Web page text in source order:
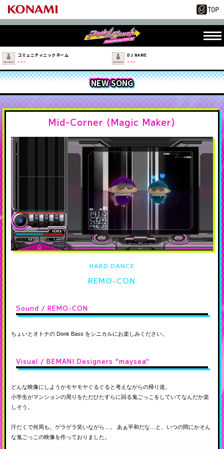
コミュニティニックネーム
---
DJ NAME
---
NEW SONG
Mid-Corner (Magic Maker)
HARD DANCE
REMO-CON
Sound / REMO-CON
ちょいとオトナの Donk Bass をシニカルにお楽しみください。
Visual / BEMANI Designers "maysea"
どんな映像にしようかモヤモヤぐるぐると考えながらの帰り道。
小学生がマンションの周りをただひたすらに回る鬼ごっこをしていてなんだか楽
しそう。
汗だくで何周も。ゲラゲラ笑いながら…。 あぁ平和だな…と、いつの間にかそん
な鬼ごっこの映像を作っておりました。